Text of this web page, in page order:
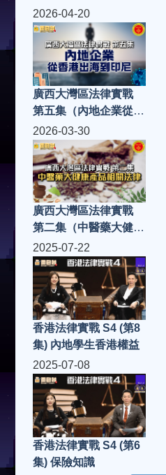
稅收制度和政策上的主
要區別）
2026-04-20
廣西大灣區法律實戰
第五集（內地企業從香
港出海到印尼）
2026-03-30
廣西大灣區法律實戰
第二集（中醫藥大健康
產品法律）
2025-07-22
香港法律實戰 S4 (第8
集) 內地學生香港權益
2025-07-08
香港法律實戰 S4 (第6
集) 保險知識